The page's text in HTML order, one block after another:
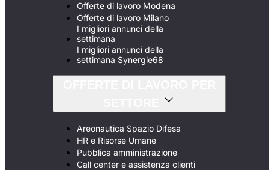
Offerte di lavoro Modena
Offerte di lavoro Milano
I migliori annunci della
settimana
I migliori annunci della
settimana Synergie68
Areonautica Spazio Difesa
HR e Risorse Umane
Pubblica amministrazione
Call center e assistenza clienti